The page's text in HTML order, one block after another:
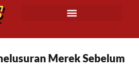
Merek Sebelum